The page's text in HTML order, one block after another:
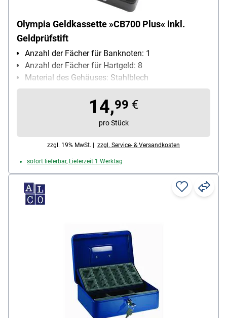
Olympia Geldkassette »CB700 Plus« inkl.
Geldprüfstift
Anzahl der Fächer für Banknoten: 1
Anzahl der Fächer für Hartgeld: 8
Material des Gehäuses: Stahlblech
Schließungsart: Zylinderschloss
14,99 €
pro Stück
zzgl. 19% MwSt. | zzgl. Service- & Versandkosten
sofort lieferbar, Lieferzeit 1 Werktag